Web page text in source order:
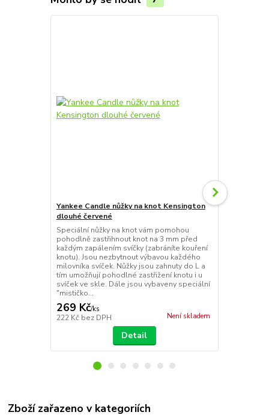
Yankee Candle nůžky na knot Kensington
dlouhé červené
Speciální nůžky na knot vám pomohou
pohodlně zastřihnout knot na 3 mm před
každým zapálením svíčky (zabráníte kouření
knotu). Jsou nezbytnout výbavou každého
milovníka svíček. Nůžky jsou zahnuty do L a
tím umožňují pohodlné zastřižení knotu i u
svíček ve skle. Dále jsou vybaveny speciální
"mističko...
269 Kč/ks
222 Kč bez DPH Není skladem
Detail
Zboží zařazeno v kategoriích